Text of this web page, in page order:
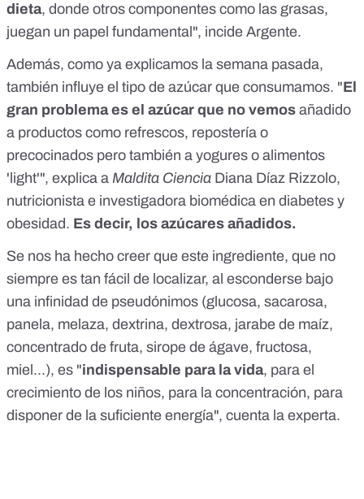
dieta, donde otros componentes como las grasas,
juegan un papel fundamental", incide Argente.
Además, como ya explicamos la semana pasada,
también influye el tipo de azúcar que consumamos. "El
gran problema es el azúcar que no vemos añadido
a productos como refrescos, repostería o
precocinados pero también a yogures o alimentos
'light'", explica a Maldita Ciencia Diana Díaz Rizzolo,
nutricionista e investigadora biomédica en diabetes y
obesidad. Es decir, los azúcares añadidos.
Se nos ha hecho creer que este ingrediente, que no
siempre es tan fácil de localizar, al esconderse bajo
una infinidad de pseudónimos (glucosa, sacarosa,
panela, melaza, dextrina, dextrosa, jarabe de maíz,
concentrado de fruta, sirope de ágave, fructosa,
miel...), es "indispensable para la vida, para el
crecimiento de los niños, para la concentración, para
disponer de la suficiente energía", cuenta la experta.